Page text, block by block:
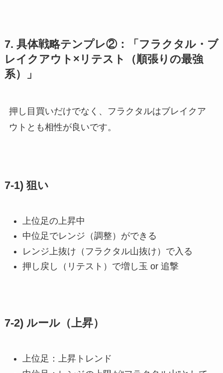
7. 具体戦略テンプレ②：「フラクタル・ブ
レイクアウト×リテスト（順張りの最強
系）」
押し目買いだけでなく、フラクタルはブレイクア
ウトとも相性が良いです。
7-1) 狙い
上位足の上昇中
中位足でレンジ（調整）ができる
レンジ上抜け（フラクタル山抜け）で入る
押し戻し（リテスト）で増し玉 or 追撃
7-2) ルール（上昇）
上位足：上昇トレンド